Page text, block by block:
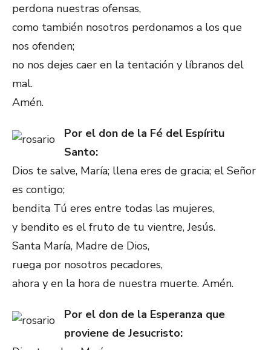
perdona nuestras ofensas,
como también nosotros perdonamos a los que
nos ofenden;
no nos dejes caer en la tentación y líbranos del
mal.
Amén.
Por el don de la Fé del Espíritu
Santo:
Dios te salve, María; llena eres de gracia; el Señor
es contigo;
bendita Tú eres entre todas las mujeres,
y bendito es el fruto de tu vientre, Jesús.
Santa María, Madre de Dios,
ruega por nosotros pecadores,
ahora y en la hora de nuestra muerte. Amén.
Por el don de la Esperanza que
proviene de Jesucristo: